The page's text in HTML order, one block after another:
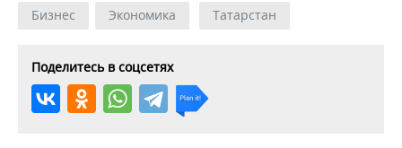
Бизнес
Экономика Татарстан
Поделитесь в соцсетях